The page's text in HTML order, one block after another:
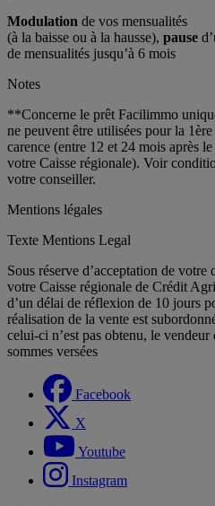
Modulation de vos mensualités
(à la baisse ou à la hausse), pause
de mensualités jusqu’à 6 mois
Notes
**Concerne le prêt Facilimmo
ne peuvent être utilisées pour la
carence (entre 12 et 24 mois après
votre Caisse régionale). Voir
votre conseiller.
Mentions légales
Texte Mentions Legal
Sous réserve d’acceptation de
votre Caisse régionale de Crédit
d’un délai de réflexion de 10 jours
réalisation de la vente est
celui-ci n’est pas obtenu, le
sommes versées
Facebook
X
Youtube
Instagram